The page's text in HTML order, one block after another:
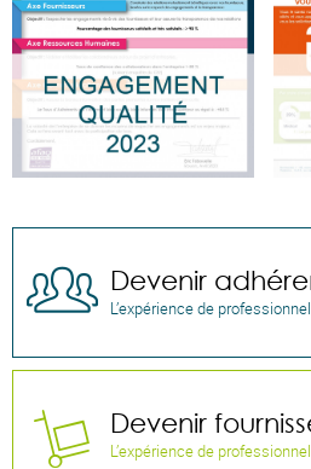
 Devenir
L’expérience de
 Devenir
L’expérience de